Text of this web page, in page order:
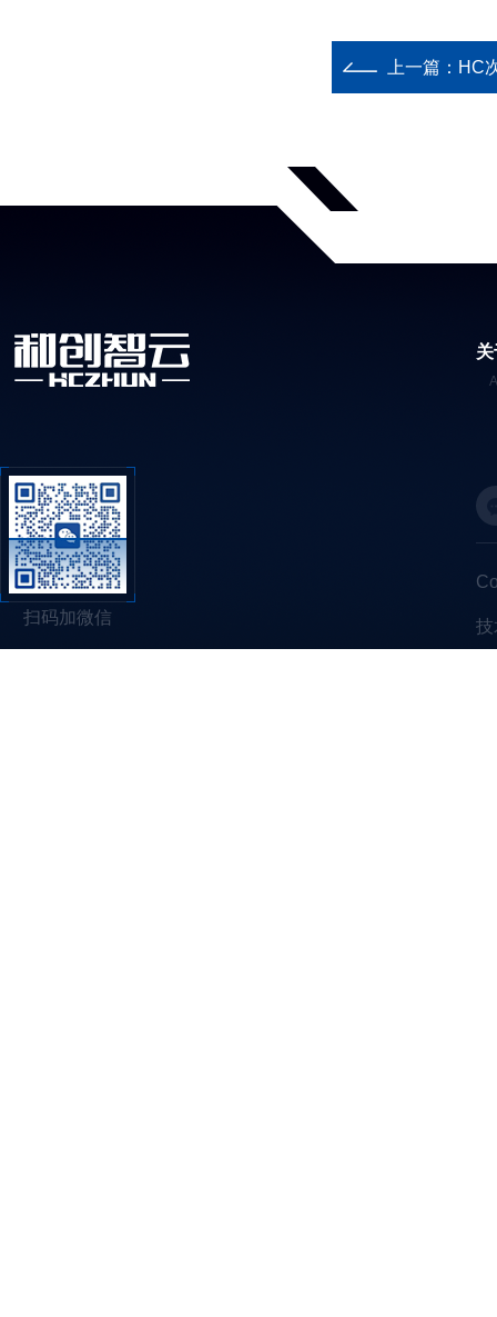
上一篇： HC
扫码加微信 技